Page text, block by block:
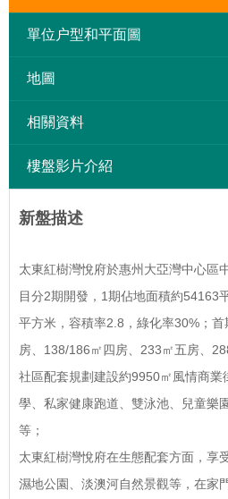
單位户型和平面圖
地圖
相關資料
樓盤影片介紹
新盤描述
太東紅樹灣悅府於惠州大亞灣中心區
目分2期開發，1期佔地面積約54163
平方米，容積率2.8，綠化率30%；
房、138/186㎡四房、233㎡五房、
社區配套規劃建設約9950㎡風情商
學、私家健康跑道、雙泳池、兒童樂
等；
太東紅樹灣悅府在生態配套方面，享
濕地公園、淡澳河自然景觀等，在家